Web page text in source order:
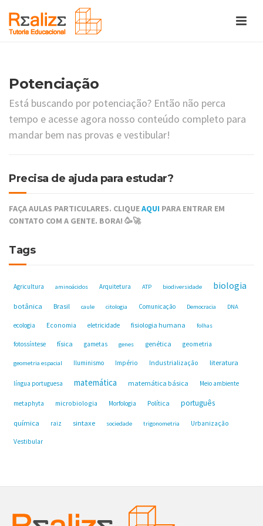
Potenciação
Está buscando por potenciação? Então não perca
tempo e acesse agora nosso conteúdo completo para
mandar bem nas provas e vestibular!
Precisa de ajuda para estudar?
FAÇA AULAS PARTICULARES. CLIQUEAQUI PARA ENTRAR EM
CONTATO COM A GENTE. BORA! 🥳🚀
Tags
Agricultura aminoácidos Arquitetura ATP biodiversidade biologia
botânica Brasil caule citologia Comunicação Democracia DNA
ecologia Economia eletricidade fisiologia humana folhas
fotossíntese física gametas genes genética geometria
geometria espacial Iluminismo Império Industrialização literatura
língua portuguesa matemática matemática básica Meio ambiente
metaphyta microbiologia Morfologia Política português
química raiz sintaxe sociedade trigonometria Urbanização
Vestibular